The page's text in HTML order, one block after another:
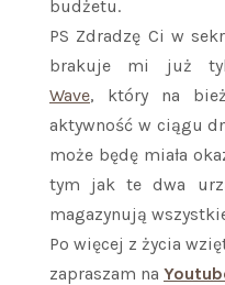
budżetu.
PS Zdradzę Ci w
brakuje mi już
Wave, który na
aktywność w ciągu
może będę miała
tym jak te dwa
magazynują
Po więcej z życia
zapraszam na